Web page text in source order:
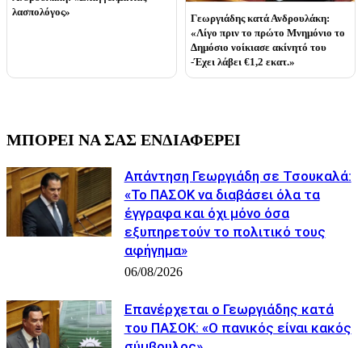
λασπολόγος»
Γεωργιάδης κατά Ανδρουλάκη:
«Λίγο πριν το πρώτο Μνημόνιο το
Δημόσιο νοίκιασε ακίνητό του
-Έχει λάβει €1,2 εκατ.»
ΜΠΟΡΕΙ ΝΑ ΣΑΣ ΕΝΔΙΑΦΕΡΕΙ
Απάντηση Γεωργιάδη σε Τσουκαλά:
«Το ΠΑΣΟΚ να διαβάσει όλα τα
έγγραφα και όχι μόνο όσα
εξυπηρετούν το πολιτικό τους
αφήγημα»
06/08/2026
Επανέρχεται ο Γεωργιάδης κατά
του ΠΑΣΟΚ: «Ο πανικός είναι κακός